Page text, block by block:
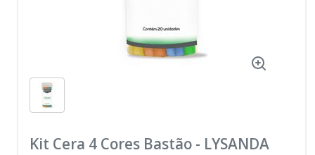
Kit Cera 4 Cores Bastão - LYSANDA